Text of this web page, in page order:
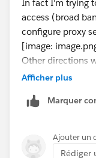
In fact I'm trying
access (broad
configure proxy
[image:
Other directions
Thank you in
Afficher plus
Marquer
Ajouter un
Rédiger